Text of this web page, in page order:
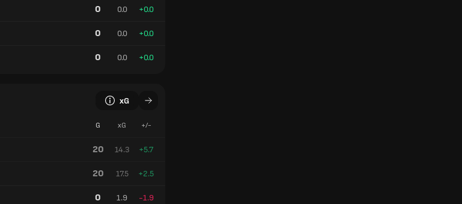
0 0.0 +0.0
0 0.0 +0.0
0 0.0 +0.0
xG
G xG +/-
20 14.3 +5.7
20 17.5 +2.5
0 1.9 -1.9